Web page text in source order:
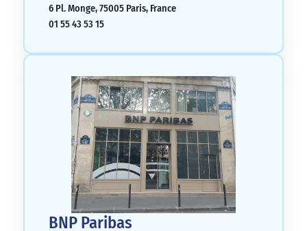
6 Pl. Monge, 75005 Paris, France
01 55 43 53 15
BNP Paribas